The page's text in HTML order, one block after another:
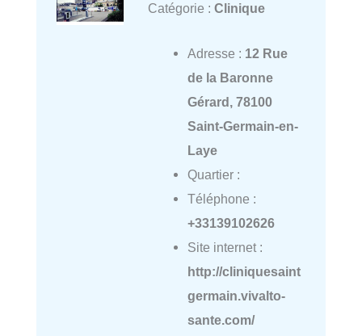
Catégorie : Clinique
Adresse : 12 Rue
de la Baronne
Gérard, 78100
Saint-Germain-en-
Laye
Quartier :
Téléphone :
+33139102626
Site internet :
http://cliniquesaint
germain.vivalto-
sante.com/